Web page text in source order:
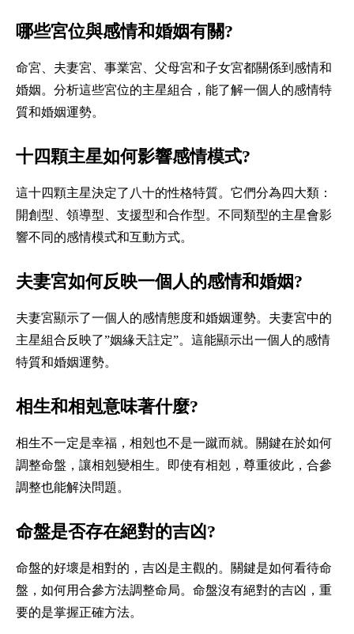
哪些宮位與感情和婚姻有關?
命宮、夫妻宮、事業宮、父母宮和子女宮都關係到感情和
婚姻。分析這些宮位的主星組合，能了解一個人的感情特
質和婚姻運勢。
十四顆主星如何影響感情模式?
這十四顆主星決定了八十的性格特質。它們分為四大類：
開創型、領導型、支援型和合作型。不同類型的主星會影
響不同的感情模式和互動方式。
夫妻宮如何反映一個人的感情和婚姻?
夫妻宮顯示了一個人的感情態度和婚姻運勢。夫妻宮中的
主星組合反映了”姻緣天註定”。這能顯示出一個人的感情
特質和婚姻運勢。
相生和相剋意味著什麼?
相生不一定是幸福，相剋也不是一蹴而就。關鍵在於如何
調整命盤，讓相剋變相生。即使有相剋，尊重彼此，合參
調整也能解決問題。
命盤是否存在絕對的吉凶?
命盤的好壞是相對的，吉凶是主觀的。關鍵是如何看待命
盤，如何用合參方法調整命局。命盤沒有絕對的吉凶，重
要的是掌握正確方法。